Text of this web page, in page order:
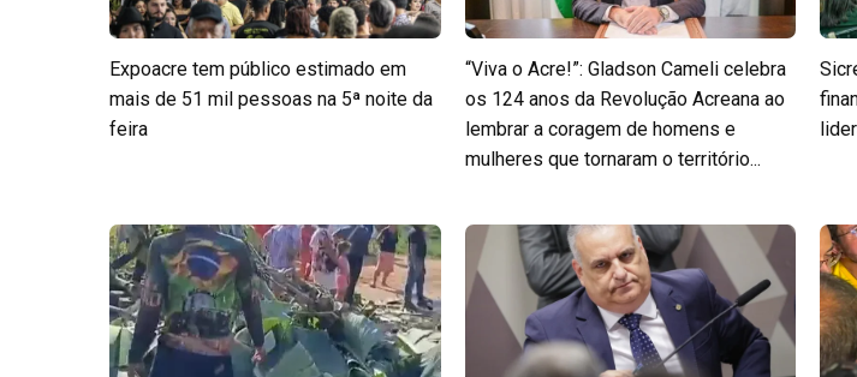
Expoacre tem público estimado em
mais de 51 mil pessoas na 5ª noite da
feira
“Viva o Acre!”: Gladson Cameli celebra
os 124 anos da Revolução Acreana ao
lembrar a coragem de homens e
mulheres que tornaram o território...